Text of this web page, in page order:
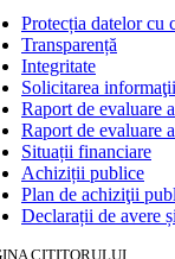
Protecția datelor cu
Transparență
Integritate
Solicitarea
Raport de evaluare
Raport de evaluare
Situații financiare
Achiziții publice
Plan de achiziţii
Declarații de avere
CITITORULUI